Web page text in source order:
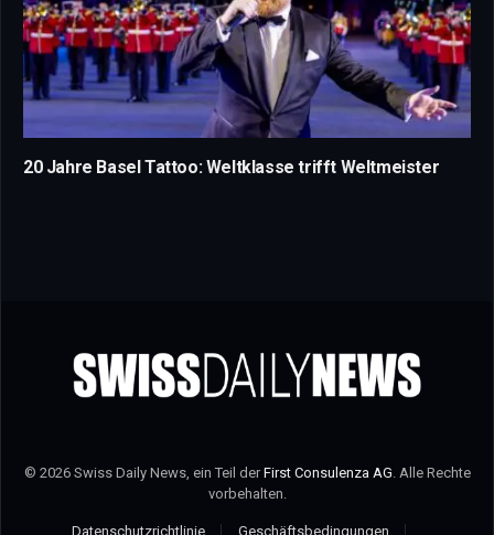
20 Jahre Basel Tattoo: Weltklasse trifft Weltmeister
© 2026 Swiss Daily News, ein Teil derFirst Consulenza AG . Alle Rechte
vorbehalten.
Datenschutzrichtlinie Geschäftsbedingungen